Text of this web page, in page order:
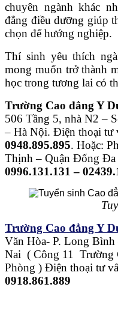
chuyên ngành khác
đẳng điều dưỡng giúp
chọn để hướng nghiệp.
Thí sinh yêu thích
mong muốn trở thành
học trong tương lai có
Trường Cao đẳng Y
506 Tầng 5, nhà N2 –
– Hà Nội. Điện thoại tư
0948.895.895. Hoặc:
Thịnh – Quận Đống
0996.131.131 –
Trường Cao đẳng Y
Văn Hòa- P. Long
Nai ( Công 11 Trường
Phòng ) Điện thoại tư
0918.861.889